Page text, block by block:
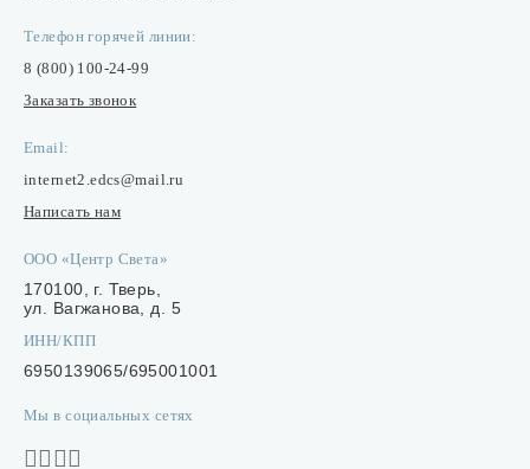
Телефон горячей линии:
8 (800) 100-24-99
Заказать звонок
Email:
internet2.edcs@mail.ru
Написать нам
ООО «Центр Света»
170100, г. Тверь,
ул. Вагжанова, д. 5
ИНН/КПП
6950139065/695001001
Мы в социальных сетях